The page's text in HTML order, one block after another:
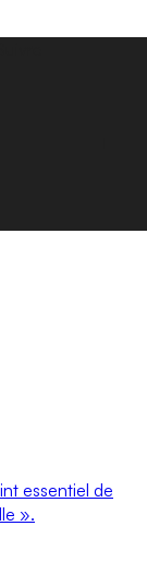
essentiel de
».